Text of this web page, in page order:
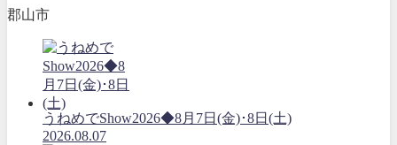
郡山市
うねめでShow2026◆8月7日(金)･8日(土)
2026.08.07